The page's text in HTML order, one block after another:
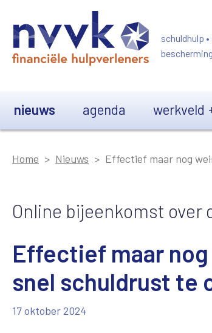
schuldhulp
nieuws agenda werkveld
Home Nieuws Effectief maar nog
Online bijeenkomst over
Effectief maar
snel schuldrust te
17 oktober 2024